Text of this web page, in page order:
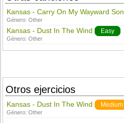
Kansas - Carry On My Wayward Son
Género:Other
Kansas - Dust In The Wind Easy
Género:Other
Otros ejercicios
Kansas - Dust In The Wind Medium
Género:Other